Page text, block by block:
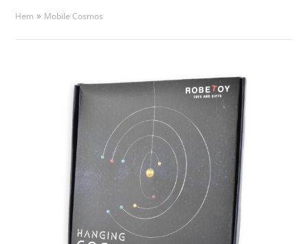
Hem » Mobile Cosmos